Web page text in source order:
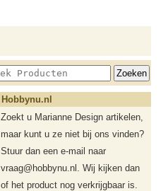
Hobbynu.nl
Zoekt u Marianne Design artikelen,
maar kunt u ze niet bij ons vinden?
Stuur dan een e-mail naar
vraag@hobbynu.nl. Wij kijken dan
of het product nog verkrijgbaar is.